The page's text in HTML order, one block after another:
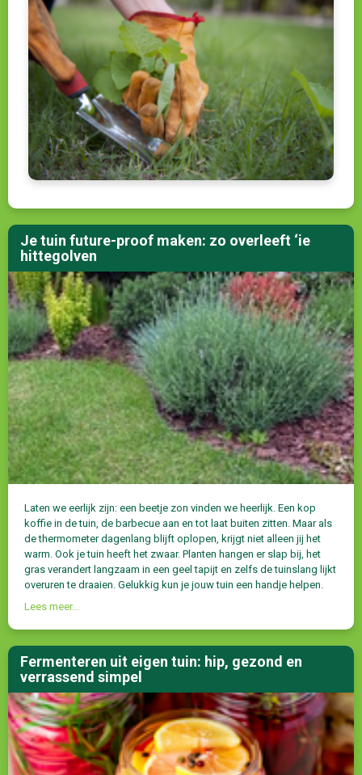
Je tuin future-proof maken: zo overleeft ‘ie
hittegolven
Laten we eerlijk zijn: een beetje zon vinden we heerlijk. Een kop
koffie in de tuin, de barbecue aan en tot laat buiten zitten. Maar als
de thermometer dagenlang blijft oplopen, krijgt niet alleen jij het
warm. Ook je tuin heeft het zwaar. Planten hangen er slap bij, het
gras verandert langzaam in een geel tapijt en zelfs de tuinslang lijkt
overuren te draaien. Gelukkig kun je jouw tuin een handje helpen.
Lees meer...
Fermenteren uit eigen tuin: hip, gezond en
verrassend simpel